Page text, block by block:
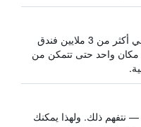
يبحث HotelsCombined في أكثر من 3 ملايين فندق
واحد حتى تتمكن من
نتفهم ذلك. ولهذا يمكنك